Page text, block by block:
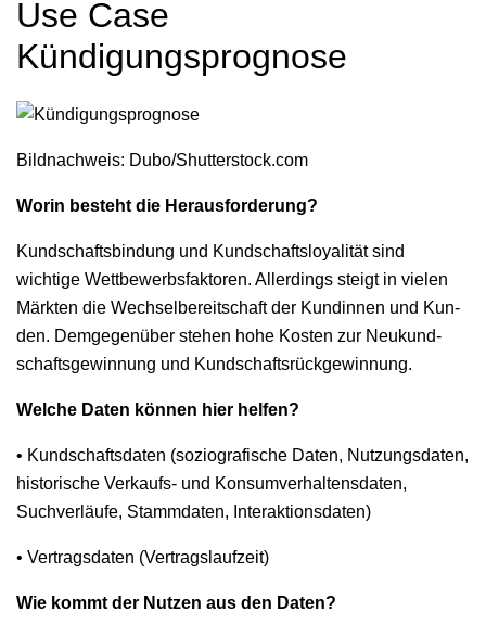
Use Case
Kündigungsprognose
Bild­nach­weis: Dubo/Shutterstock.com
Worin beste­ht die Herausforderung?
Kund­schafts­bindung und Kund­schaft­sloy­al­ität sind
wichtige Wet­tbe­werb­s­fak­toren. Allerd­ings steigt in vie­len
Märk­ten die Wech­sel­bere­itschaft der Kundin­nen und Kun­
den. Demge­genüber ste­hen hohe Kosten zur Neukund­
schafts­gewin­nung und Kundschaftsrückgewinnung.
Welche Dat­en kön­nen hier helfen?
• Kund­schafts­dat­en (soziografis­che Dat­en, Nutzungs­dat­en,
his­torische Verkaufs- und Kon­sumver­hal­tens­dat­en,
Suchver­läufe, Stam­m­dat­en, Interaktionsdaten)
• Ver­trags­dat­en (Ver­tragslaufzeit)
Wie kommt der Nutzen aus den Daten?